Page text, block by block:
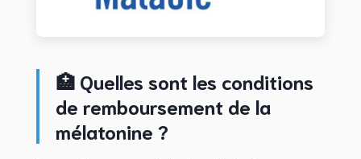
🏥 Quelles sont les conditions
de remboursement de la
mélatonine ?